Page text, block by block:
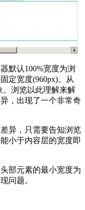
默认100%宽度为浏
定宽度(960px)。从
。浏览以此理解来解
，出现了一个非常奇
异，只需要告知浏览
小于内容层的宽度即
部元素的最小宽度为
问题。